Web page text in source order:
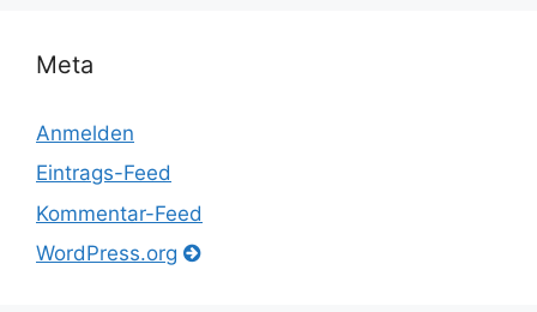
Meta
Anmelden
Eintrags-Feed
Kommentar-Feed
WordPress.org